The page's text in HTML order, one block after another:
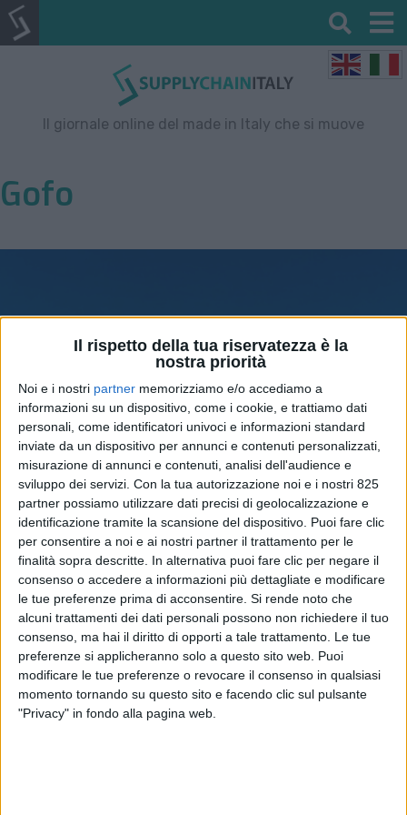
Il rispetto della tua riservatezza è la
nostra priorità
Noi e i nostri partner memorizziamo e/o accediamo a
informazioni su un dispositivo, come i cookie, e trattiamo dati
personali, come identificatori univoci e informazioni standard
inviate da un dispositivo per annunci e contenuti personalizzati,
misurazione di annunci e contenuti, analisi dell'audience e
sviluppo dei servizi. Con la tua autorizzazione noi e i nostri 825
partner possiamo utilizzare dati precisi di geolocalizzazione e
identificazione tramite la scansione del dispositivo. Puoi fare clic
per consentire a noi e ai nostri partner il trattamento per le
finalità sopra descritte. In alternativa puoi fare clic per negare il
consenso o accedere a informazioni più dettagliate e modificare
le tue preferenze prima di acconsentire. Si rende noto che
alcuni trattamenti dei dati personali possono non richiedere il tuo
consenso, ma hai il diritto di opporti a tale trattamento. Le tue
preferenze si applicheranno solo a questo sito web. Puoi
modificare le tue preferenze o revocare il consenso in qualsiasi
momento tornando su questo sito e facendo clic sul pulsante
"Privacy" in fondo alla pagina web.
Il giornale online del made in Italy che si muove
Gofo
Gofo avvia le operazioni nel
nuovo centro di smistamento
di Roma
LOGISTICA 1 APRILE 2026